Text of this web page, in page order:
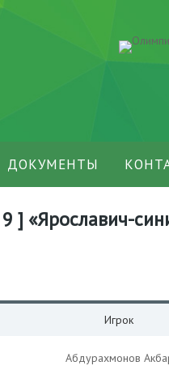
ДОКУМЕНТЫ
] «Ярославич-
Игрок
Абдурахмонов